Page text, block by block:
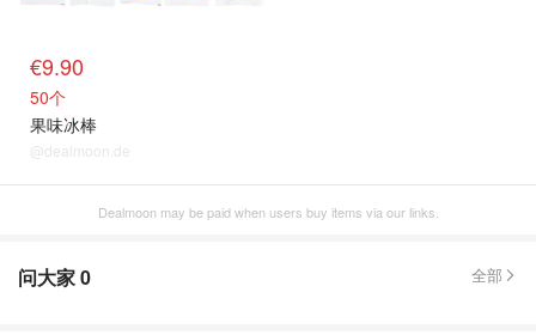
€9.90
50个
果味冰棒
@dealmoon.de
Dealmoon may be paid when users buy items via our links.
问大家0 全部